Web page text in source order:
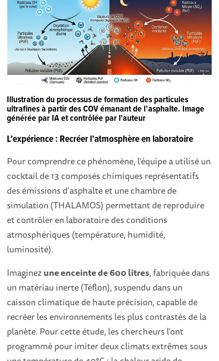
Illustration du processus de formation des particules
ultrafines à partir des COV émanant de l’asphalte. Image
générée par IA et contrôlée par l'auteur
L’expérience : Recréer l’atmosphère en laboratoire
Pour comprendre ce phénomène, l’équipe a utilisé un
cocktail de 13 composés chimiques représentatifs
des émissions d'asphalte et une chambre de
simulation (THALAMOS) permettant de reproduire
et contrôler en laboratoire des conditions
atmosphériques (température, humidité,
luminosité).
Imaginezune enceinte de 600 litres, fabriquée dans
un matériau inerte (Téflon), suspendu dans un
caisson climatique de haute précision, capable de
recréer les environnements les plus contrastés de la
planète. Pour cette étude, les chercheurs l'ont
programmé pour imiter deux climats extrêmes sous